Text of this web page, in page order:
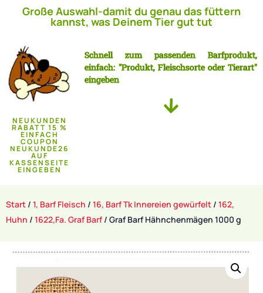
Große Auswahl-damit du genau das füttern
kannst, was Deinem Tier gut tut
NEUKUNDEN
RABATT 15 %
EINFACH
COUPON
NEUKUNDE26
AUF
KASSENSEITE
EINGEBEN
Schnell zum passenden Barfprodukt,
einfach: "Produkt, Fleischsorte oder Tierart"
eingeben
Start / 1, Barf Fleisch / 16, Barf Tk Innereien gewürfelt / 162,
Huhn / 1622,Fa. Graf Barf / Graf Barf Hähnchenmägen 1000 g